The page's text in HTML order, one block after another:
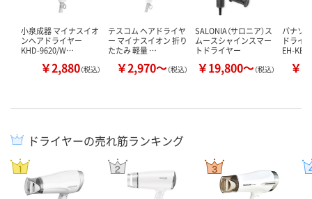
小泉成器 マイナスイオ
ンヘアドライヤー
KHD-9620/W…
￥2,880（税込）
テスコム ヘアドライヤ
ー マイナスイオン 折り
たたみ 軽量 …
￥2,970～（税込）
SALONIA（サロニア）ス
ムースシャインスマー
トドライヤー
￥19,800～（税込）
パナソ
ドライ
EH-KE
￥
ドライヤーの売れ筋ランキング